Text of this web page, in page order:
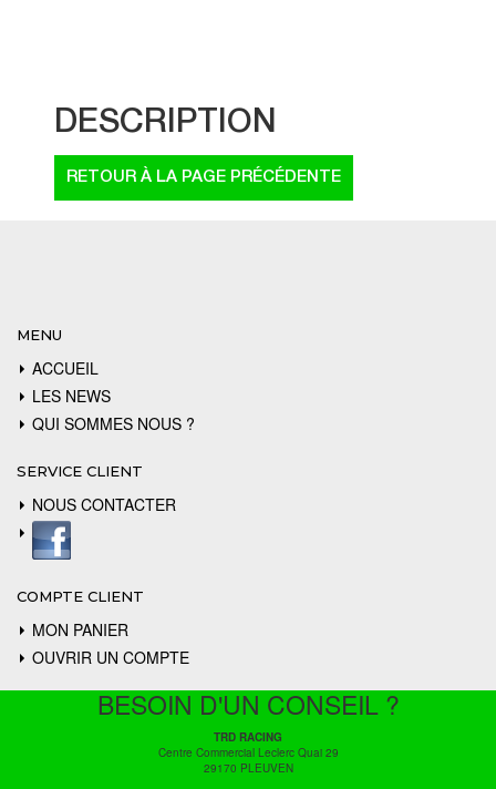
DESCRIPTION
MENU
ACCUEIL
LES NEWS
QUI SOMMES NOUS ?
SERVICE CLIENT
NOUS CONTACTER
COMPTE CLIENT
MON PANIER
OUVRIR UN COMPTE
BESOIN D'UN CONSEIL ?
TRD RACING
Centre Commercial Leclerc Quai 29
29170 PLEUVEN